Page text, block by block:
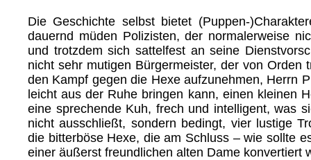
Die Geschichte selbst bietet (Puppen-
dauernd müden Polizisten, der normalerweise
und trotzdem sich sattelfest an seine
nicht sehr mutigen Bürgermeister, der von Orden
den Kampf gegen die Hexe aufzunehmen, Herrn
leicht aus der Ruhe bringen kann, einen kleinen
eine sprechende Kuh, frech und intelligent, was
nicht ausschließt, sondern bedingt, vier lustige
die bitterböse Hexe, die am Schluss – wie sollte
einer äußerst freundlichen alten Dame konvertiert